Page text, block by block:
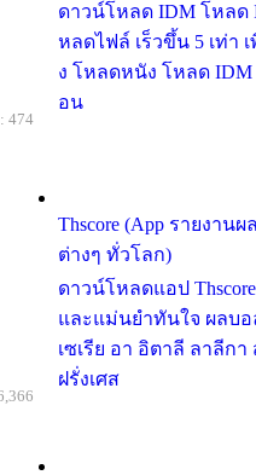
ดาวน์โหลด IDM โหลด
หลดไฟล์ เร็วขึ้น 5 เท่า
ง โหลดหนัง โหลด IDM
อน
Thscore (App รายงา
ต่างๆ ทั่วโลก)
ดาวน์โหลดแอป
และแม่นยำทันใจ ผลบ
เซเรีย อา อิตาลี ลาลีกา
ฝรั่งเศส
474